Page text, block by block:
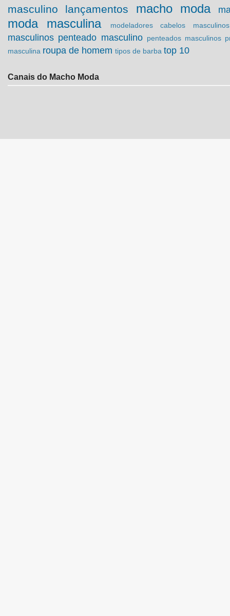
masculino lançamentos macho moda
moda masculina modeladores cabelos masculinos
masculinos penteado masculino penteados masculinos
masculina roupa de homem tipos de barba top 10
Canais do Macho Moda